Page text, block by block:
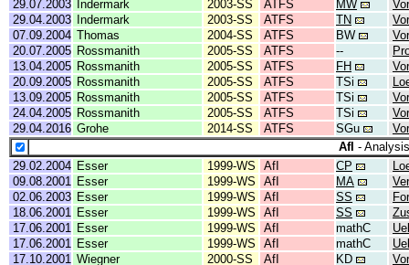
29.07.2003
Indermark 2003-SS ATFS MW
29.04.2003
Indermark 2003-SS ATFS TN
07.09.2004 Thomas 2004-SS ATFS BW
20.07.2005 Rossmanith 2005-SS ATFS --
13.04.2005 Rossmanith 2005-SS ATFS FH
20.09.2005 Rossmanith 2005-SS ATFS TSi
13.09.2005 Rossmanith 2005-SS ATFS TSi
24.04.2005 Rossmanith 2005-SS ATFS TSi
29.04.2016 Grohe 2014-SS ATFS SGu
AfI -
29.02.2004 Esser 1999-WS AfI CP
09.08.2001
Esser 1999-WS AfI MA
02.06.2003 Esser 1999-WS AfI SS
18.06.2001
Esser 1999-WS AfI SS
17.06.2001
Esser 1999-WS AfI mathC
17.06.2001
Esser 1999-WS AfI mathC
17.10.2001 Wiegner 2000-SS AfI KD